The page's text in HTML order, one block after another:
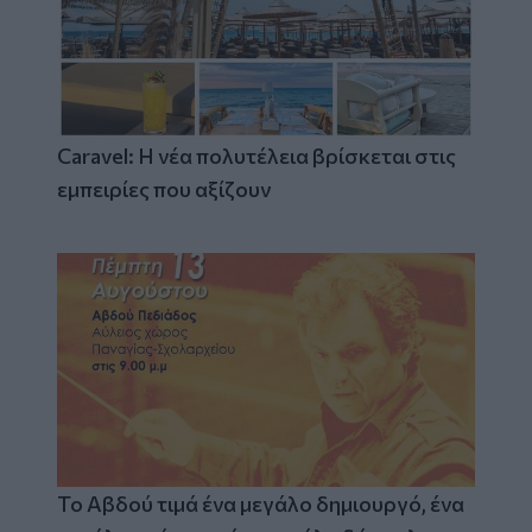
Caravel: Η νέα πολυτέλεια βρίσκεται στις
εμπειρίες που αξίζουν
Το Αβδού τιμά ένα μεγάλο δημιουργό, ένα